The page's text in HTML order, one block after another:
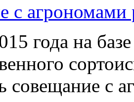
с агрономами
года на
совещание с